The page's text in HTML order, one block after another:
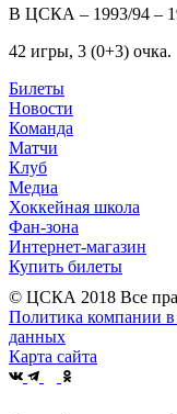
В ЦСКА – 1993/94 –
42 игры, 3 (0+3) очка.
Билеты
Новости
Команда
Матчи
Клуб
Медиа
Хоккейная школа
Фан-зона
Интернет-магазин
Купить билеты
© ЦСКА 2018 Все
Политика компании в
данных
Карта сайта